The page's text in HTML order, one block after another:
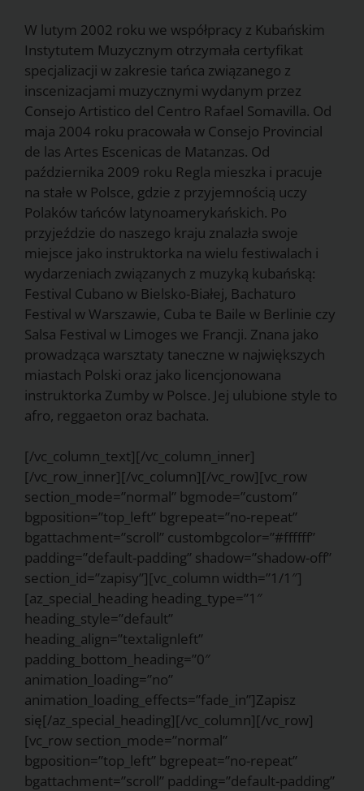
W lutym 2002 roku we współpracy z Kubańskim
Instytutem Muzycznym otrzymała certyfikat
specjalizacji w zakresie tańca związanego z
inscenizacjami muzycznymi wydanym przez
Consejo Artistico del Centro Rafael Somavilla. Od
maja 2004 roku pracowała w Consejo Provincial
de las Artes Escenicas de Matanzas. Od
października 2009 roku Regla mieszka i pracuje
na stałe w Polsce, gdzie z przyjemnością uczy
Polaków tańców latynoamerykańskich. Po
przyjeździe do naszego kraju znalazła swoje
miejsce jako instruktorka na wielu festiwalach i
wydarzeniach związanych z muzyką kubańską:
Festival Cubano w Bielsko-Białej, Bachaturo
Festival w Warszawie, Cuba te Baile w Berlinie czy
Salsa Festival w Limoges we Francji. Znana jako
prowadząca warsztaty taneczne w największych
miastach Polski oraz jako licencjonowana
instruktorka Zumby w Polsce. Jej ulubione style to
afro, reggaeton oraz bachata.
[/vc_column_text][/vc_column_inner]
[/vc_row_inner][/vc_column][/vc_row][vc_row
section_mode=”normal” bgmode=”custom”
bgposition=”top_left” bgrepeat=”no-repeat”
bgattachment=”scroll” custombgcolor=”#ffffff”
padding=”default-padding” shadow=”shadow-off”
section_id=”zapisy”][vc_column width=”1/1″]
[az_special_heading heading_type=”1″
heading_style=”default”
heading_align=”textalignleft”
padding_bottom_heading=”0″
animation_loading=”no”
animation_loading_effects=”fade_in”]Zapisz
się[/az_special_heading][/vc_column][/vc_row]
[vc_row section_mode=”normal”
bgposition=”top_left” bgrepeat=”no-repeat”
bgattachment=”scroll” padding=”default-padding”